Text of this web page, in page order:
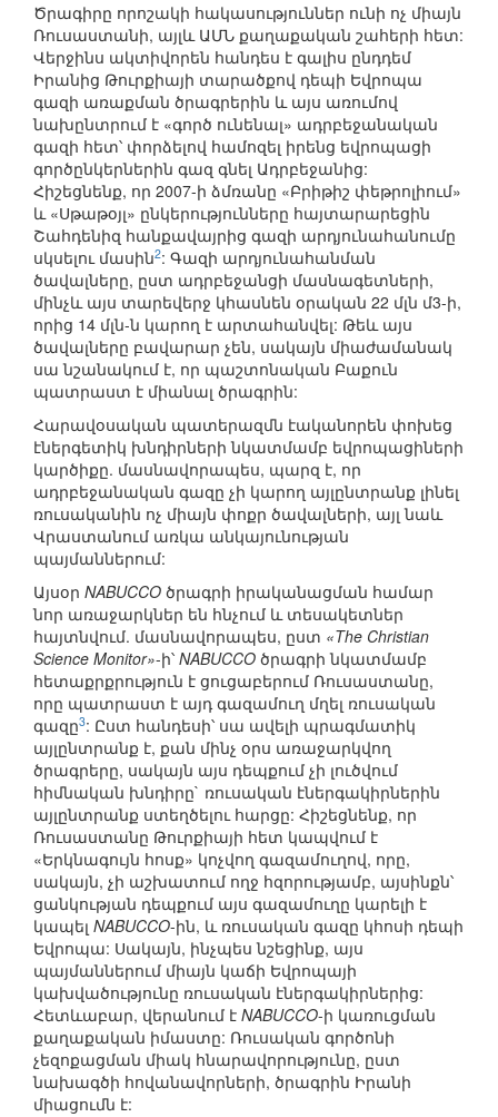
Ծրագիրը որոշակի հակասություններ ունի ոչ միայն
Ռուսաստանի, այլև ԱՄՆ քաղաքական շահերի հետ:
Վերջինս ակտիվորեն հանդես է գալիս ընդդեմ
Իրանից Թուրքիայի տարածքով դեպի Եվրոպա
գազի առաքման ծրագրերին և այս առումով
նախընտրում է «գործ ունենալ» ադրբեջանական
գազի հետ՝ փորձելով համոզել իրենց եվրոպացի
գործընկերներին գազ գնել Ադրբեջանից:
Հիշեցնենք, որ 2007-ի ձմռանը «Բրիթիշ փեթրոլիում»
և «Սթաթօյլ» ընկերությունները հայտարարեցին
Շահդենիզ հանքավայրից գազի արդյունահանումը
սկսելու մասին2: Գազի արդյունահանման
ծավալները, ըստ ադրբեջանցի մասնագետների,
մինչև այս տարեվերջ կհասնեն օրական 22 մլն մ3-ի,
որից 14 մլն-ն կարող է արտահանվել: Թեև այս
ծավալները բավարար չեն, սակայն միաժամանակ
սա նշանակում է, որ պաշտոնական Բաքուն
պատրաստ է միանալ ծրագրին:
Հարավօսական պատերազմն էականորեն փոխեց
էներգետիկ խնդիրների նկատմամբ եվրոպացիների
կարծիքը. մասնավորապես, պարզ է, որ
ադրբեջանական գազը չի կարող այլընտրանք լինել
ռուսականին ոչ միայն փոքր ծավալների, այլ նաև
Վրաստանում առկա անկայունության
պայմաններում:
Այսօր NABUCCO ծրագրի իրականացման համար
նոր առաջարկներ են հնչում և տեսակետներ
հայտնվում. մասնավորապես, ըստ «The Christian
Science Monitor»-ի՝ NABUCCO ծրագրի նկատմամբ
հետաքրքրություն է ցուցաբերում Ռուսաստանը,
որը պատրաստ է այդ գազամուղ մղել ռուսական
գազը3: Ըստ հանդեսի՝ սա ավելի պրագմատիկ
այլընտրանք է, քան մինչ օրս առաջարկվող
ծրագրերը, սակայն այս դեպքում չի լուծվում
հիմնական խնդիրը` ռուսական էներգակիրներին
այլընտրանք ստեղծելու հարցը: Հիշեցնենք, որ
Ռուսաստանը Թուրքիայի հետ կապվում է
«Երկնագույն հոսք» կոչվող գազամուղով, որը,
սակայն, չի աշխատում ողջ հզորությամբ, այսինքն՝
ցանկության դեպքում այս գազամուղը կարելի է
կապել NABUCCO-ին, և ռուսական գազը կհոսի դեպի
Եվրոպա: Սակայն, ինչպես նշեցինք, այս
պայմաններում միայն կաճի Եվրոպայի
կախվածությունը ռուսական էներգակիրներից:
Հետևաբար, վերանում է NABUCCO-ի կառուցման
քաղաքական իմաստը: Ռուսական գործոնի
չեզոքացման միակ հնարավորությունը, ըստ
նախագծի հովանավորների, ծրագրին Իրանի
միացումն է: